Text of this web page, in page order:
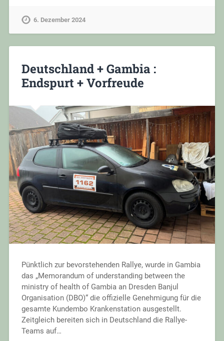
6. Dezember 2024
Deutschland + Gambia :
Endspurt + Vorfreude
Pünktlich zur bevorstehenden Rallye, wurde in Gambia
das „Memorandum of understanding between the
ministry of health of Gambia an Dresden Banjul
Organisation (DBO)“ die offizielle Genehmigung für die
gesamte Kundembo Krankenstation ausgestellt.
Zeitgleich bereiten sich in Deutschland die Rallye-
Teams auf…